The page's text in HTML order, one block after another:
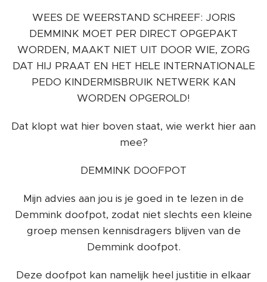
WEES DE WEERSTAND SCHREEF: JORIS
DEMMINK MOET PER DIRECT OPGEPAKT
WORDEN, MAAKT NIET UIT DOOR WIE, ZORG
DAT HIJ PRAAT EN HET HELE INTERNATIONALE
PEDO KINDERMISBRUIK NETWERK KAN
WORDEN OPGEROLD!
Dat klopt wat hier boven staat, wie werkt hier aan
mee?
DEMMINK DOOFPOT
Mijn advies aan jou is je goed in te lezen in de
Demmink doofpot, zodat niet slechts een kleine
groep mensen kennisdragers blijven van de
Demmink doofpot.
Deze doofpot kan namelijk heel justitie in elkaar